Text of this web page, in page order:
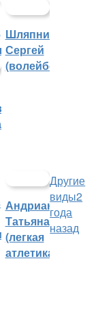
Шляпников
Сергей
(волейбол)
Андрианова
Татьяна
(легкая
атлетика)
Другие
виды2
года
назад